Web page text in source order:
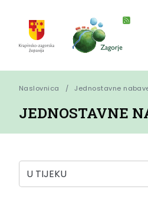
Naslovnica Jednostavne
JEDNOSTAVNE